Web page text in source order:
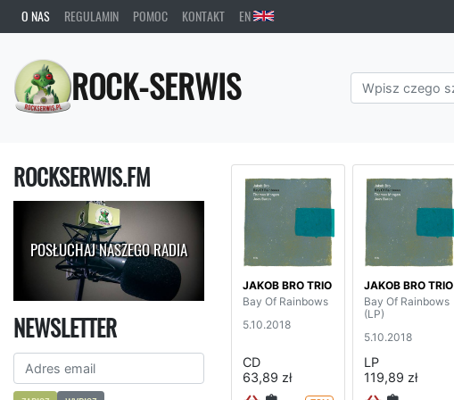
O NAS REGULAMIN POMOC KONTAKT EN
ROCK-SERWIS
ROCKSERWIS.FM
POSŁUCHAJ NASZEGO RADIA
NEWSLETTER
JAKOB BRO TRIO
Bay Of Rainbows
5.10.2018
CD
63,89 zł
JAKOB BRO TRIO
Bay Of Rainbows
(LP)
5.10.2018
LP
119,89 zł